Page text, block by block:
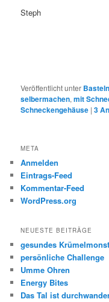
Steph
Veröffentlicht unter Basteln
selbermachen,mit
Schneckengehäuse |3
META
Anmelden
Eintrags-Feed
Kommentar-Feed
WordPress.org
NEUESTE BEITRÄGE
gesundes
persönliche Challenge
Umme Ohren
Energy Bites
Das Tal ist